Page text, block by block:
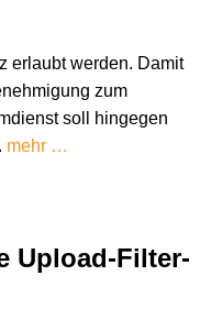
erlaubt werden. Damit
zum
soll hingegen
mehr …
Upload-Filter-